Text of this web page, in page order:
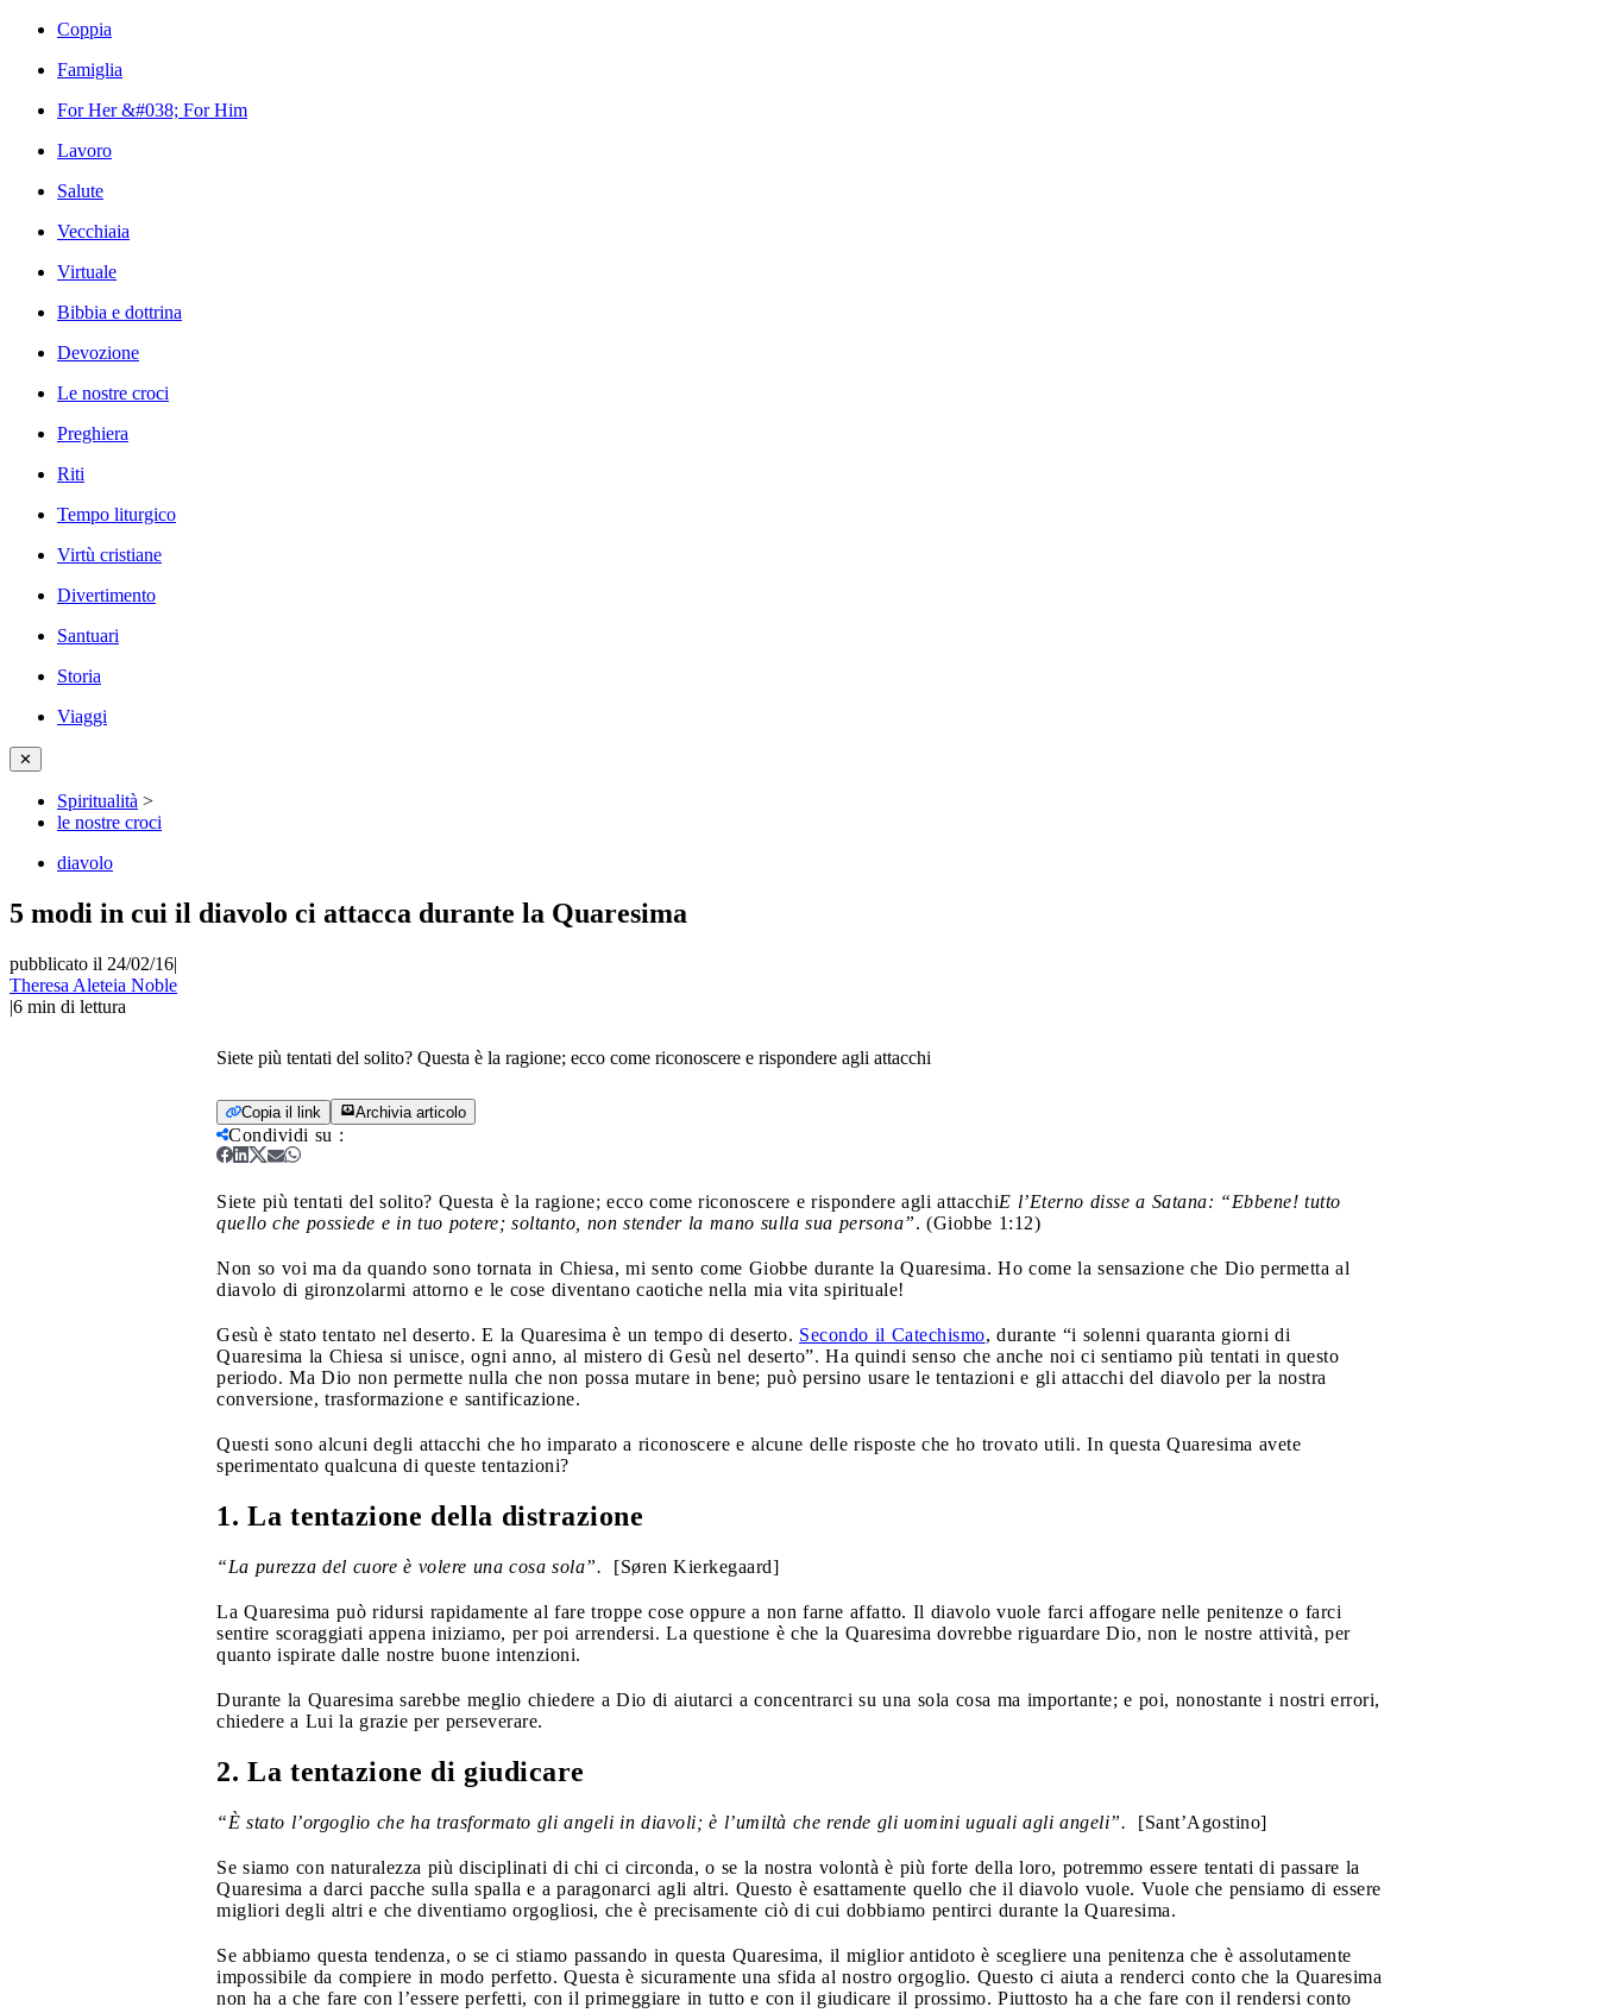
Coppia
Famiglia
For Her &#038; For Him
Lavoro
Salute
Vecchiaia
Virtuale
Bibbia e dottrina
Devozione
Le nostre croci
Preghiera
Riti
Tempo liturgico
Virtù cristiane
Divertimento
Santuari
Storia
Viaggi
✕
Spiritualità >
le nostre croci
diavolo
5 modi in cui il diavolo ci attacca durante la Quaresima
pubblicato il 24/02/16|
Theresa Aleteia Noble
|6 min di lettura
Siete più tentati del solito? Questa è la ragione; ecco come riconoscere e rispondere agli attacchi
Copia il link Archivia articolo
Condividi su :
Siete più tentati del solito? Questa è la ragione; ecco come riconoscere e rispondere agli attacchiE l’Eterno disse a Satana: “Ebbene! tutto
quello che possiede e in tuo potere; soltanto, non stender la mano sulla sua persona”. (Giobbe 1:12)
Non so voi ma da quando sono tornata in Chiesa, mi sento come Giobbe durante la Quaresima. Ho come la sensazione che Dio permetta al
diavolo di gironzolarmi attorno e le cose diventano caotiche nella mia vita spirituale!
Gesù è stato tentato nel deserto. E la Quaresima è un tempo di deserto. Secondo il Catechismo, durante “i solenni quaranta giorni di
Quaresima la Chiesa si unisce, ogni anno, al mistero di Gesù nel deserto”. Ha quindi senso che anche noi ci sentiamo più tentati in questo
periodo. Ma Dio non permette nulla che non possa mutare in bene; può persino usare le tentazioni e gli attacchi del diavolo per la nostra
conversione, trasformazione e santificazione.
Questi sono alcuni degli attacchi che ho imparato a riconoscere e alcune delle risposte che ho trovato utili. In questa Quaresima avete
sperimentato qualcuna di queste tentazioni?
1. La tentazione della distrazione
“La purezza del cuore è volere una cosa sola”. [Søren Kierkegaard]
La Quaresima può ridursi rapidamente al fare troppe cose oppure a non farne affatto. Il diavolo vuole farci affogare nelle penitenze o farci
sentire scoraggiati appena iniziamo, per poi arrendersi. La questione è che la Quaresima dovrebbe riguardare Dio, non le nostre attività, per
quanto ispirate dalle nostre buone intenzioni.
Durante la Quaresima sarebbe meglio chiedere a Dio di aiutarci a concentrarci su una sola cosa ma importante; e poi, nonostante i nostri errori,
chiedere a Lui la grazie per perseverare.
2. La tentazione di giudicare
“È stato l’orgoglio che ha trasformato gli angeli in diavoli; è l’umiltà che rende gli uomini uguali agli angeli”. [Sant’Agostino]
Se siamo con naturalezza più disciplinati di chi ci circonda, o se la nostra volontà è più forte della loro, potremmo essere tentati di passare la
Quaresima a darci pacche sulla spalla e a paragonarci agli altri. Questo è esattamente quello che il diavolo vuole. Vuole che pensiamo di essere
migliori degli altri e che diventiamo orgogliosi, che è precisamente ciò di cui dobbiamo pentirci durante la Quaresima.
Se abbiamo questa tendenza, o se ci stiamo passando in questa Quaresima, il miglior antidoto è scegliere una penitenza che è assolutamente
impossibile da compiere in modo perfetto. Questa è sicuramente una sfida al nostro orgoglio. Questo ci aiuta a renderci conto che la Quaresima
non ha a che fare con l’essere perfetti, con il primeggiare in tutto e con il giudicare il prossimo. Piuttosto ha a che fare con il rendersi conto